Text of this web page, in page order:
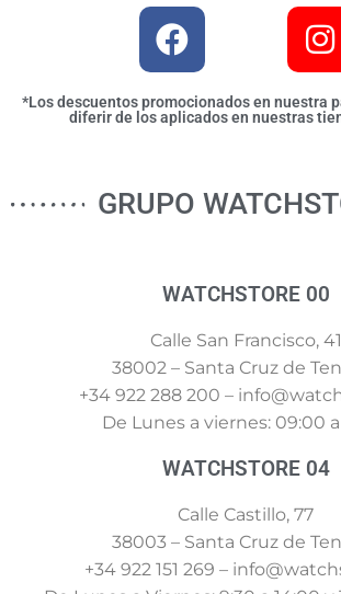
*Los descuentos promocionados en nuestra
diferir de los aplicados en nuestras
GRUPO
WATCHSTORE 00
Calle San Francisco, 41
38002 – Santa Cruz de
+34 922 288 200 –
De Lunes a viernes: 09:00
WATCHSTORE 04
Calle Castillo, 77
38003 – Santa Cruz de
+34 922 151 269 –